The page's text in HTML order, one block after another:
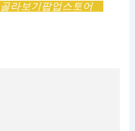
골라보기팝업스토어